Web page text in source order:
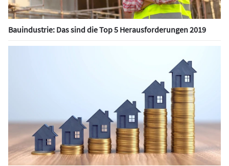
Bauindustrie: Das sind die Top 5 Herausforderungen 2019